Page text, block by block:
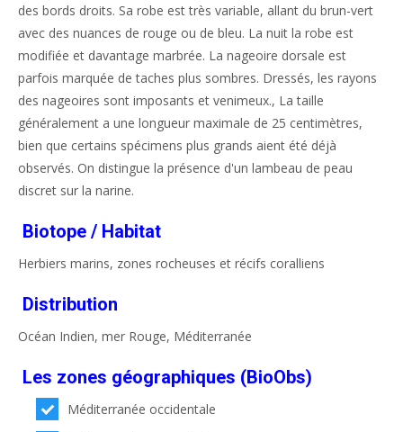
des bords droits. Sa robe est très variable, allant du brun-vert
avec des nuances de rouge ou de bleu. La nuit la robe est
modifiée et davantage marbrée. La nageoire dorsale est
parfois marquée de taches plus sombres. Dressés, les rayons
des nageoires sont imposants et venimeux., La taille
généralement a une longueur maximale de 25 centimètres,
bien que certains spécimens plus grands aient été déjà
observés. On distingue la présence d'un lambeau de peau
discret sur la narine.
Biotope / Habitat
Herbiers marins, zones rocheuses et récifs coralliens
Distribution
Océan Indien, mer Rouge, Méditerranée
Les zones géographiques (BioObs)
Méditerranée occidentale